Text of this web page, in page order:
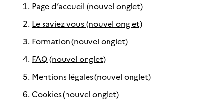
Page d’accueil (nouvel onglet)
Le saviez vous (nouvel onglet)
Formation (nouvel onglet)
FAQ (nouvel onglet)
Mentions légales (nouvel onglet)
Cookies (nouvel onglet)